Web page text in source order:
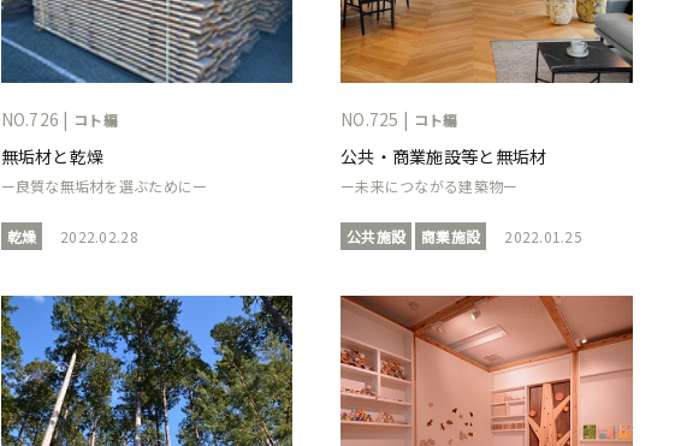
NO.726 | コト編
無垢材と乾燥
ー良質な無垢材を選ぶためにー
乾燥 2022.02.28
NO.725 | コト編
公共・商業施設等と無垢材
ー未来につながる建築物ー
公共施設 商業施設 2022.01.25